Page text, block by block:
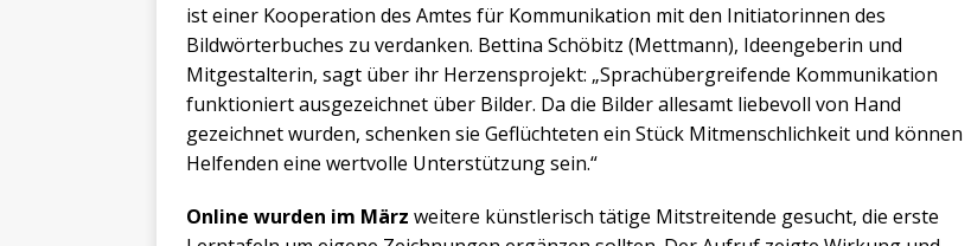
ist einer Kooperation des Amtes für Kommunikation mit den Initiatorinnen des
Bildwörterbuches zu verdanken. Bettina Schöbitz (Mettmann), Ideengeberin und
Mitgestalterin, sagt über ihr Herzensprojekt: „Sprachübergreifende Kommunikation
funktioniert ausgezeichnet über Bilder. Da die Bilder allesamt liebevoll von Hand
gezeichnet wurden, schenken sie Geflüchteten ein Stück Mitmenschlichkeit und können
Helfenden eine wertvolle Unterstützung sein.“
Online wurden im März weitere künstlerisch tätige Mitstreitende gesucht, die erste